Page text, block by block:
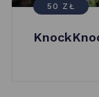
50 ZŁ